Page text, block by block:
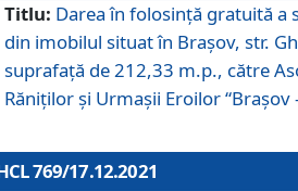
Titlu: Darea în folosinţă gratuită a
din imobilul situat în Braşov, str.
suprafaţă de 212,33 m.p., către
Răniţilor şi Urmaşii Eroilor “Braşov
769/17.12.2021